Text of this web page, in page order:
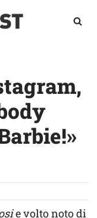
e volto noto di